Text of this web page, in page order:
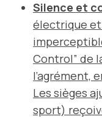
Silence et
électrique
Control” de
l’agrément,
Les sièges
sport)